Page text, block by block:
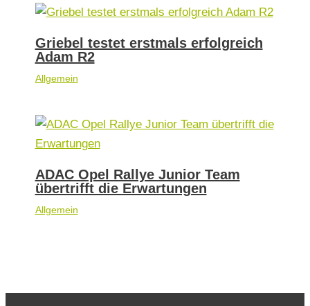
Griebel testet erstmals erfolgreich
Adam R2
Allgemein
ADAC Opel Rallye Junior Team
übertrifft die Erwartungen
Allgemein